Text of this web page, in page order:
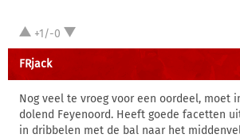
+1/-0
FRjack
Nog veel te vroeg voor een oordeel, moet
dolend Feyenoord. Heeft goede facetten
in dribbelen met de bal naar het